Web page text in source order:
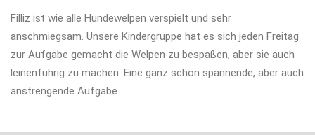
Filliz ist wie alle Hundewelpen verspielt und sehr
anschmiegsam. Unsere Kindergruppe hat es sich jeden Freitag
zur Aufgabe gemacht die Welpen zu bespaßen, aber sie auch
leinenführig zu machen. Eine ganz schön spannende, aber auch
anstrengende Aufgabe.